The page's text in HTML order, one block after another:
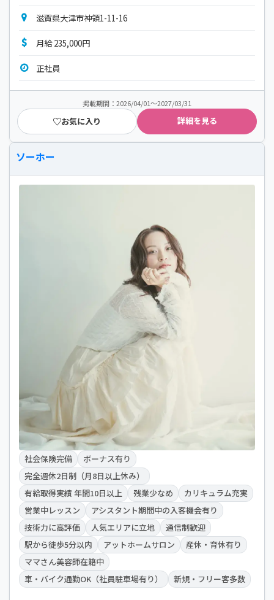
滋賀県大津市神領1-11-16
月給 235,000円
正社員
掲載期間：2026/04/01～2027/03/31
お気に入り 詳細を見る
ソーホー
社会保険完備
ボーナス有り
完全週休2日制（月8日以上休み）
有給取得実績 年間10日以上
残業少なめ
カリキュラム充実
営業中レッスン
アシスタント期間中の入客機会有り
技術力に高評価
人気エリアに立地
通信制歓迎
駅から徒歩5分以内
アットホームサロン
産休・育休有り
ママさん美容師在籍中
車・バイク通勤OK（社員駐車場有り）
新規・フリー客多数